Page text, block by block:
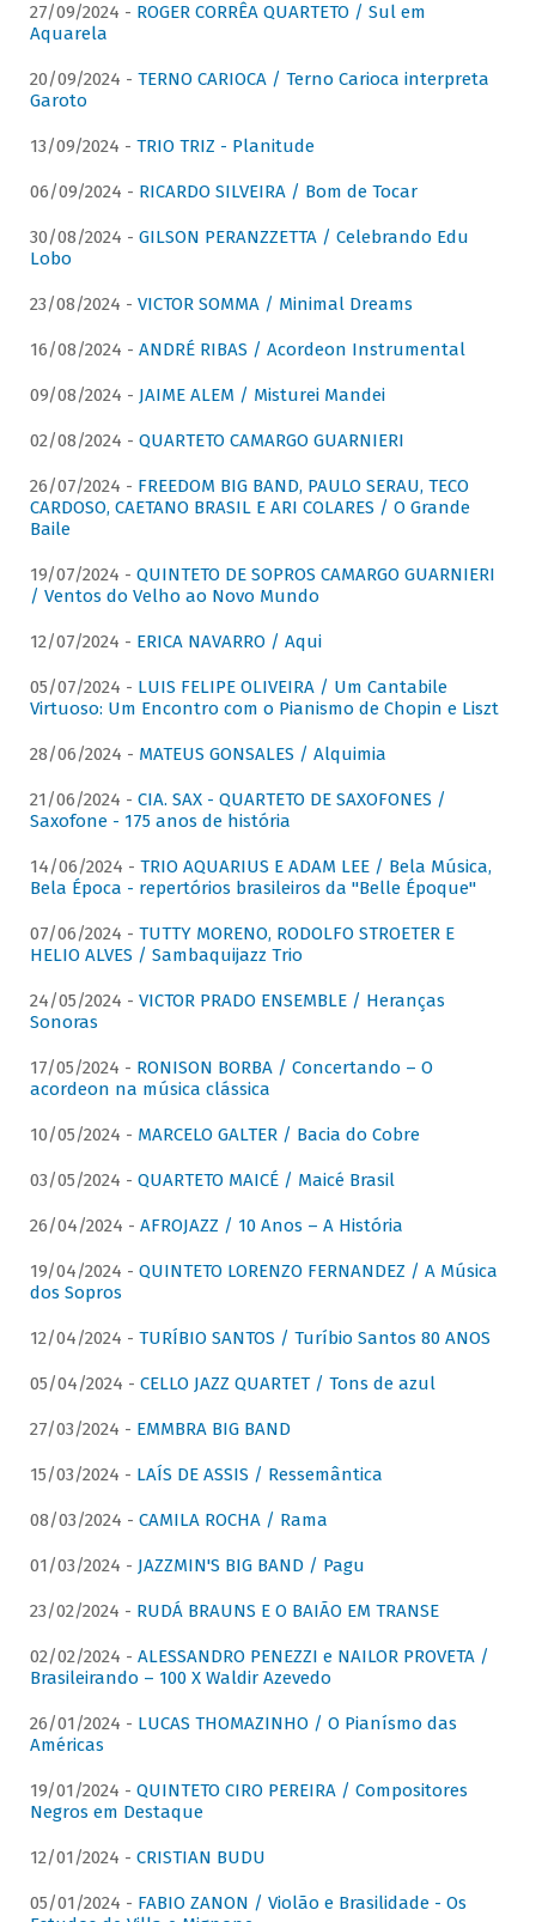
27/09/2024 - ROGER CORRÊA QUARTETO / Sul em
Aquarela
20/09/2024 - TERNO CARIOCA / Terno Carioca interpreta
Garoto
13/09/2024 - TRIO TRIZ - Planitude
06/09/2024 - RICARDO SILVEIRA / Bom de Tocar
30/08/2024 - GILSON PERANZZETTA / Celebrando Edu
Lobo
23/08/2024 - VICTOR SOMMA / Minimal Dreams
16/08/2024 - ANDRÉ RIBAS / Acordeon Instrumental
09/08/2024 - JAIME ALEM / Misturei Mandei
02/08/2024 - QUARTETO CAMARGO GUARNIERI
26/07/2024 - FREEDOM BIG BAND, PAULO SERAU, TECO
CARDOSO, CAETANO BRASIL E ARI COLARES / O Grande
Baile
19/07/2024 - QUINTETO DE SOPROS CAMARGO GUARNIERI
/ Ventos do Velho ao Novo Mundo
12/07/2024 - ERICA NAVARRO / Aqui
05/07/2024 - LUIS FELIPE OLIVEIRA / Um Cantabile
Virtuoso: Um Encontro com o Pianismo de Chopin e Liszt
28/06/2024 - MATEUS GONSALES / Alquimia
21/06/2024 - CIA. SAX - QUARTETO DE SAXOFONES /
Saxofone - 175 anos de história
14/06/2024 - TRIO AQUARIUS E ADAM LEE / Bela Música,
Bela Época - repertórios brasileiros da "Belle Époque"
07/06/2024 - TUTTY MORENO, RODOLFO STROETER E
HELIO ALVES / Sambaquijazz Trio
24/05/2024 - VICTOR PRADO ENSEMBLE / Heranças
Sonoras
17/05/2024 - RONISON BORBA / Concertando – O
acordeon na música clássica
10/05/2024 - MARCELO GALTER / Bacia do Cobre
03/05/2024 - QUARTETO MAICÉ / Maicé Brasil
26/04/2024 - AFROJAZZ / 10 Anos – A História
19/04/2024 - QUINTETO LORENZO FERNANDEZ / A Música
dos Sopros
12/04/2024 - TURÍBIO SANTOS / Turíbio Santos 80 ANOS
05/04/2024 - CELLO JAZZ QUARTET / Tons de azul
27/03/2024 - EMMBRA BIG BAND
15/03/2024 - LAÍS DE ASSIS / Ressemântica
08/03/2024 - CAMILA ROCHA / Rama
01/03/2024 - JAZZMIN'S BIG BAND / Pagu
23/02/2024 - RUDÁ BRAUNS E O BAIÃO EM TRANSE
02/02/2024 - ALESSANDRO PENEZZI e NAILOR PROVETA /
Brasileirando – 100 X Waldir Azevedo
26/01/2024 - LUCAS THOMAZINHO / O Pianísmo das
Américas
19/01/2024 - QUINTETO CIRO PEREIRA / Compositores
Negros em Destaque
12/01/2024 - CRISTIAN BUDU
05/01/2024 - FABIO ZANON / Violão e Brasilidade - Os